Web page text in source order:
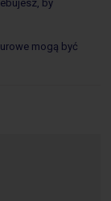
by
mogą być